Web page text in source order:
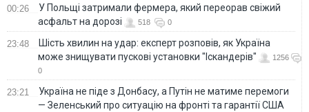
00:26
У Польщі затримали фермера, який переорав свіжий
асфальт на дорозі
518 0
23:48
Шість хвилин на удар: експерт розповів, як Україна
може знищувати пускові установки "Іскандерів"
1256
0
23:21
Україна не піде з Донбасу, а Путін не матиме перемоги
— Зеленський про ситуацію на фронті та гарантії США